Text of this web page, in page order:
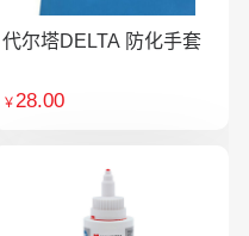
代尔塔DELTA 防化手套
￥28.00